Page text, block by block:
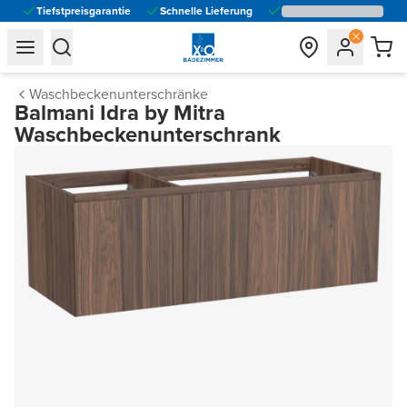
Tiefstpreisgarantie Schnelle Lieferung
general.navigation.toggle_menu.label
general.navigation.toggle_menu.label
Waschbeckenunterschränke
Balmani Idra by Mitra
Waschbeckenunterschrank